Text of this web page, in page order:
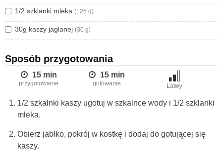
1/2 szklanki mleka (125 g)
30g kaszy jaglanej (30 g)
Sposób przygotowania
15 min
przygotowanie
15 min
gotowanie Łatwy
1/2 szkalnki kaszy ugotuj w szkalnce wody i 1/2 szklanki
mleka.
Obierz jabłko, pokrój w kostkę i dodaj do gotującej się
kaszy.